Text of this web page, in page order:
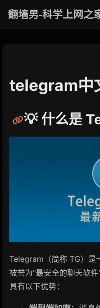
翻墙男-科学上网之
telegram中
💡 什么是
Telegram（简称 TG）是
被誉为"最安全的聊天软
具有以下优势：